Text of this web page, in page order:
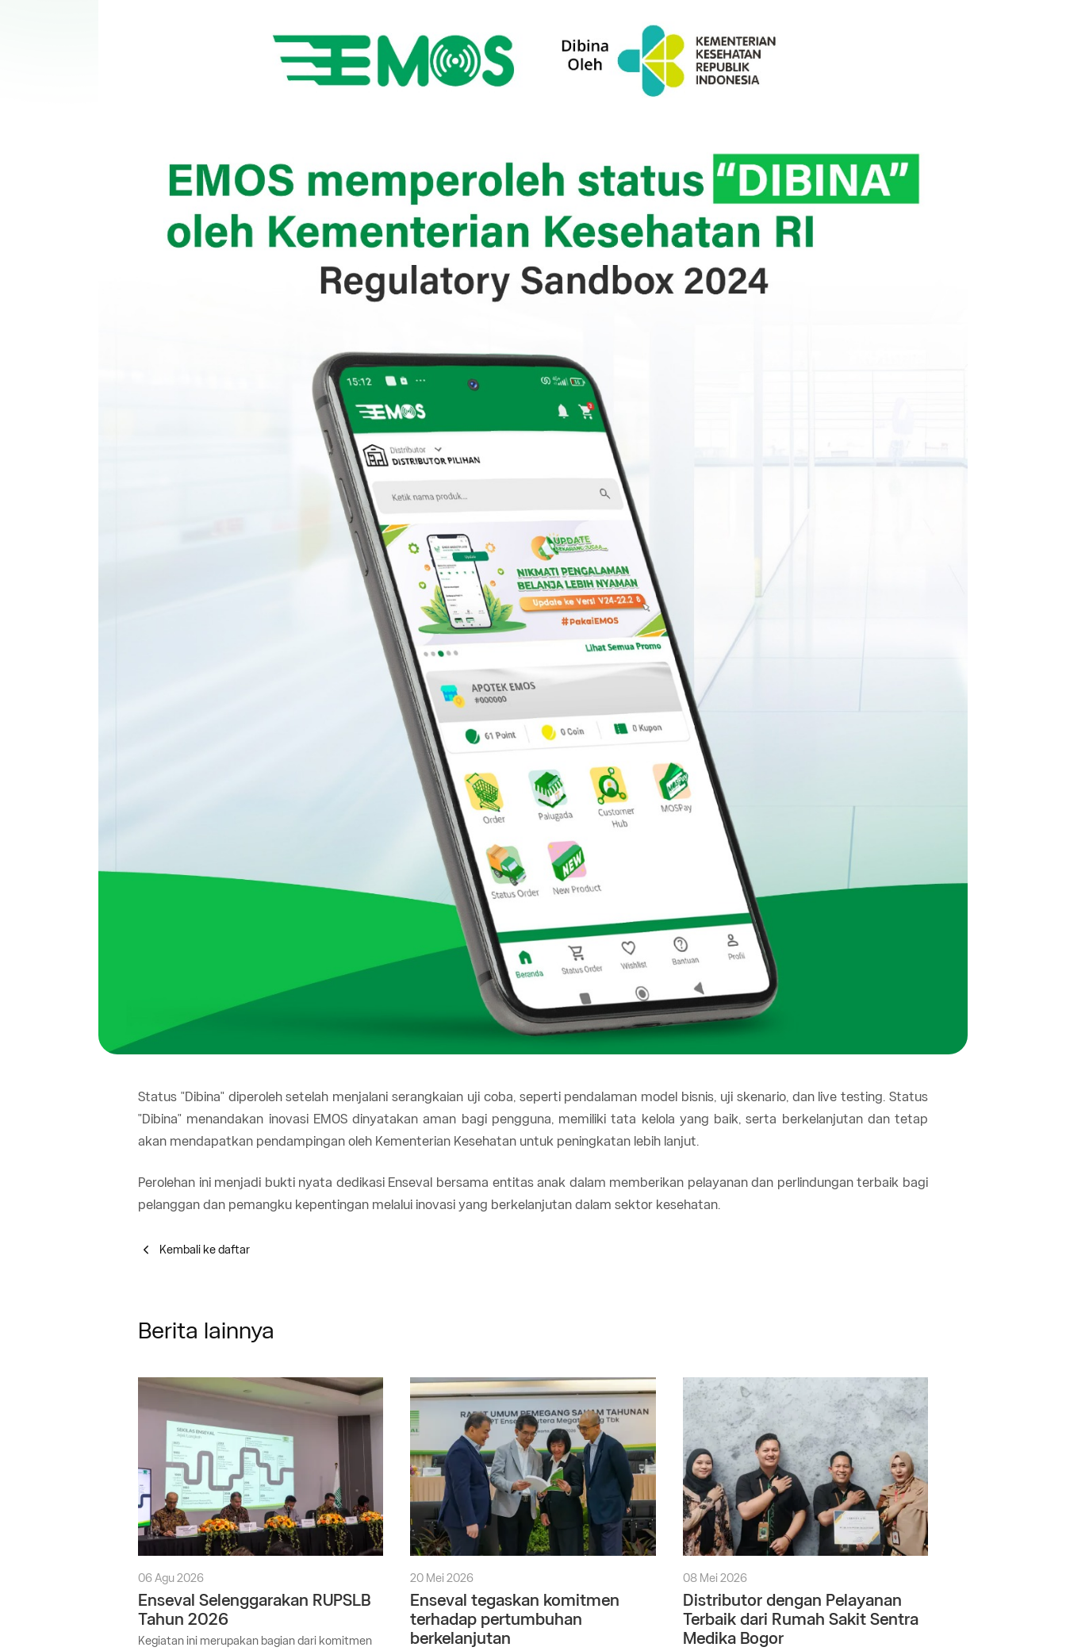
Status "Dibina" diperoleh setelah menjalani serangkaian uji coba, seperti pendalaman model bisnis, uji skenario, dan live testing. Status
"Dibina" menandakan inovasi EMOS dinyatakan aman bagi pengguna, memiliki tata kelola yang baik, serta berkelanjutan dan tetap
akan mendapatkan pendampingan oleh Kementerian Kesehatan untuk peningkatan lebih lanjut.
Perolehan ini menjadi bukti nyata dedikasi Enseval bersama entitas anak dalam memberikan pelayanan dan perlindungan terbaik bagi
pelanggan dan pemangku kepentingan melalui inovasi yang berkelanjutan dalam sektor kesehatan.
Kembali ke daftar
Berita lainnya
06 Agu 2026
Enseval Selenggarakan RUPSLB
Tahun 2026
Kegiatan ini merupakan bagian dari komitmen
20 Mei 2026
Enseval tegaskan komitmen
terhadap pertumbuhan
berkelanjutan
08 Mei 2026
Distributor dengan Pelayanan
Terbaik dari Rumah Sakit Sentra
Medika Bogor